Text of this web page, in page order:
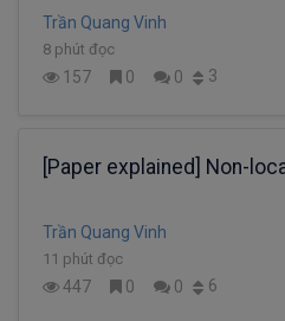
Bias
Trần Quang Vinh
8 phút đọc
157 0 0 3
[Paper explained] Non-
Trần Quang Vinh
11 phút đọc
447 0 0 6